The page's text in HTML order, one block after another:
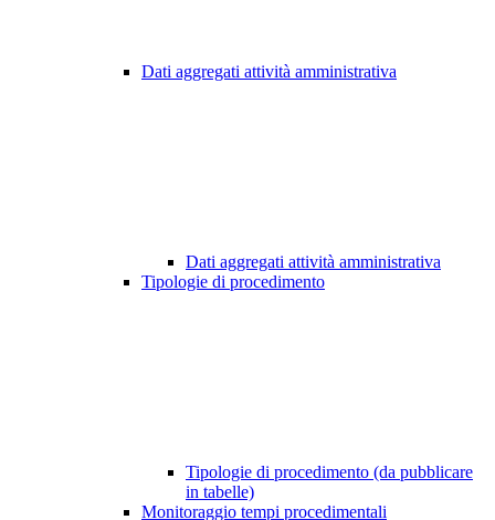
Dati aggregati attività amministrativa
Dati aggregati attività amministrativa
Tipologie di procedimento
Tipologie di procedimento (da pubblicare
in tabelle)
Monitoraggio tempi procedimentali